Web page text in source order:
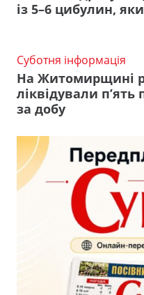
із 5–6 цибулин,
Суботня інформація
На Житомирщині
ліквідували
за добу